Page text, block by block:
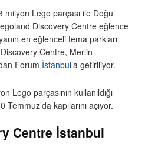
Lego parçası ile Doğu
Discovery Centre eğlence
en eğlenceli tema parkları
Centre, Merlin
Forum İstanbul’a getiriliyor.
Lego parçasının kullanıldığı
kapılarını açıyor.
Centre İstanbul